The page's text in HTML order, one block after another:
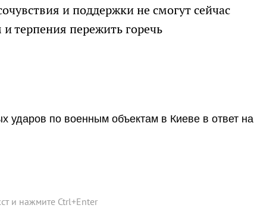
и поддержки не смогут сейчас
терпения пережить горечь
по военным объектам в Киеве в ответ на
и нажмите Ctrl+Enter